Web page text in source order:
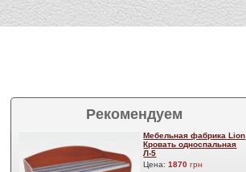
Рекомендуем
Мебельная фабрика Lion
Кровать односпальная
Л-5
Цена:1870 грн